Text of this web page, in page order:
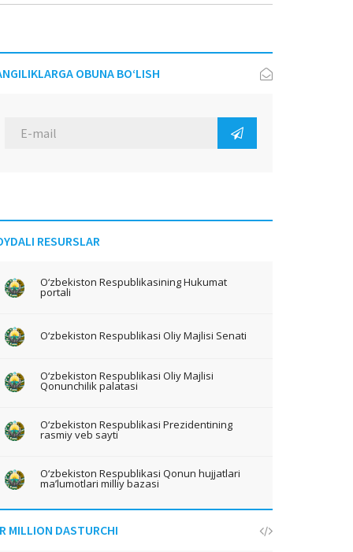
OBUNA BO‘LISH
RESURSLAR
O‘zbekiston Respublikasining Hukumat
portali
O‘zbekiston Respublikasi Oliy Majlisi Senati
O‘zbekiston Respublikasi Oliy Majlisi
Qonunchilik palatasi
O‘zbekiston Respublikasi Prezidentining
rasmiy veb sayti
O‘zbekiston Respublikasi Qonun hujjatlari
ma’lumotlari milliy bazasi
MILLION DASTURCHI